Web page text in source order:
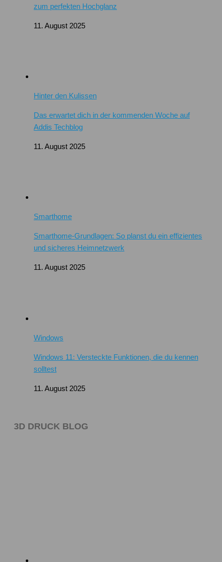
zum perfekten Hochglanz
11. August 2025
Hinter den Kulissen
Das erwartet dich in der kommenden Woche auf
Addis Techblog
11. August 2025
Smarthome
Smarthome-Grundlagen: So planst du ein effizientes
und sicheres Heimnetzwerk
11. August 2025
Windows
Windows 11: Versteckte Funktionen, die du kennen
solltest
11. August 2025
3D DRUCK BLOG